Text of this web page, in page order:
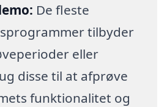
De fleste
tilbyder
eller
disse til at afprøve
funktionalitet og